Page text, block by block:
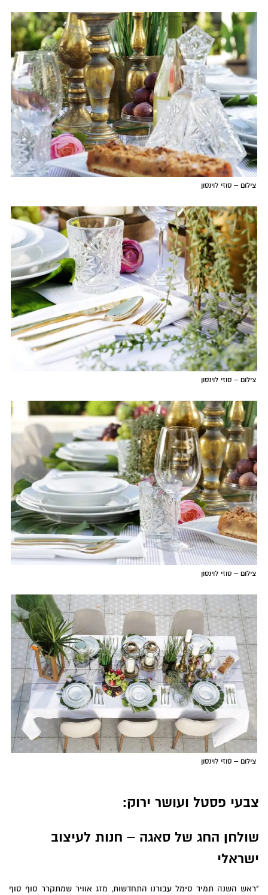
צילום – סוזי לוינסון
צילום – סוזי לוינסון
צילום – סוזי לוינסון
צילום – סוזי לוינסון
צבעי פסטל ועושר ירוק:
שולחן החג של סאגה – חנות לעיצוב
ישראלי
"ראש השנה תמיד סימל עבורנו התחדשות, מזג אוויר שמתקרר סוף סוף